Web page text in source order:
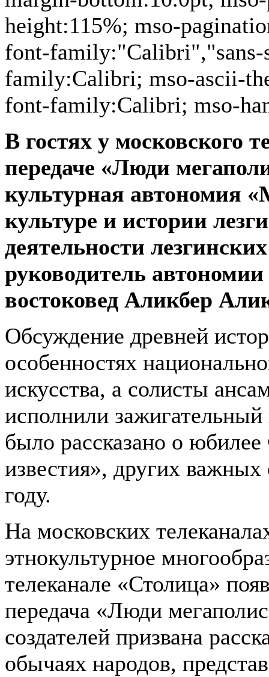
height:115%; mso-
font-
family:Calibri; mso-ascii-
font-family:Calibri; mso-
В гостях у московского
передаче «Люди
культурная автономия
культуре и истории
деятельности
руководитель
востоковед Аликбер
Обсуждение древней
особенностях
искусства, а солисты
исполнили
было рассказано о
известия», других
году.
На московских
этнокультурное
телеканале «Столица»
передача «Люди
создателей призвана
обычаях народов,